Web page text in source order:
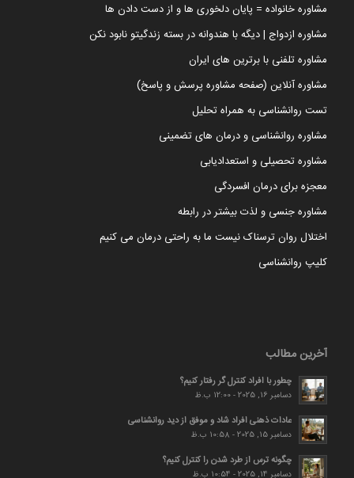
مشاوره خانواده = پایان دلخوری ها و از دست دادن ها
مشاوره ازدواج | دیگه با هندوانه در بسته زندگیتو نابود نکن
مشاوره تلفنی با برترین های ایران
مشاوره آنلاین (صفحه مشاوره پرسش و پاسخ)
تست روانشناسی به همراه تحلیل
مشاوره روانشناسی و درمان های تضمینی
مشاوره تحصیلی و استعدادیابی
معجزه برای درمان افسردگی
مشاوره جنسی و لذت بیشتر در رابطه
اختلال روان ترسناک نیست ما به راحتی درمان می کنیم
کلیپ روانشناسی
آخرین مطالب
چطور با افراد کنترل گر رفتار کنیم؟
دسامبر 16, 2025 - 12:00 ب.ظ
عادات ذهنی افراد شاد و موفق از دید روانشناسی
دسامبر 15, 2025 - 10:58 ب.ظ
چگونه ترس از طرد شدن را کنترل کنیم؟
دسامبر 14, 2025 - 10:54 ب.ظ